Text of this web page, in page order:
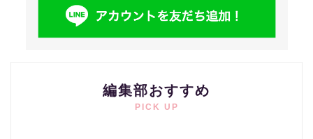
編集部おすすめ
PICK UP